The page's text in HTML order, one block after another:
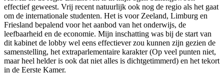
effectief geweest. Vrij recent natuurlijk ook nog de regio als het gaat
om de internationale studenten. Het is voor Zeeland, Limburg en
Friesland bepalend voor het aanbod van het onderwijs, de
leefbaarheid en de economie. Mijn inschatting was bij de start van
dit kabinet de lobby wel eens effectiever zou kunnen zijn gezien de
samenstelling, het extraparlementaire karakter (Op veel punten niet,
maar heel helder is ook dat niet alles is dichtgetimmerd) en het tekort
in de Eerste Kamer.